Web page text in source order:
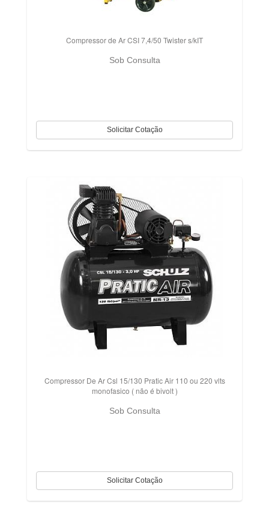
Compressor de Ar CSI 7,4/50 Twister s/kIT
Sob Consulta
Compressor De Ar Csl 15/130 Pratic Air 110 ou 220 vlts
monofasico ( não é bivolt )
Sob Consulta